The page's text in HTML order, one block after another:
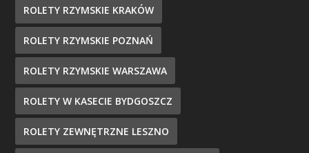
ROLETY RZYMSKIE KRAKÓW
ROLETY RZYMSKIE POZNAŃ
ROLETY RZYMSKIE WARSZAWA
ROLETY W KASECIE BYDGOSZCZ
ROLETY ZEWNĘTRZNE LESZNO